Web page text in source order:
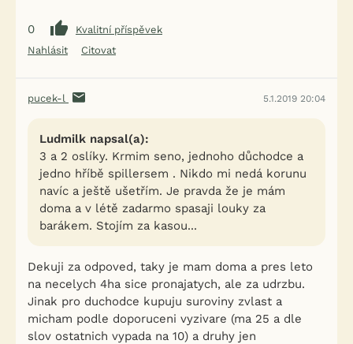
0
Kvalitní příspěvek
Nahlásit
Citovat
pucek-l 5.1.2019 20:04
Ludmilk napsal(a):
3 a 2 oslíky. Krmim seno, jednoho důchodce a
jedno hříbě spillersem . Nikdo mi nedá korunu
navíc a ještě ušetřím. Je pravda že je mám
doma a v létě zadarmo spasaji louky za
barákem. Stojím za kasou...
Dekuji za odpoved, taky je mam doma a pres leto
na necelych 4ha sice pronajatych, ale za udrzbu.
Jinak pro duchodce kupuju suroviny zvlast a
micham podle doporuceni vyzivare (ma 25 a dle
slov ostatnich vypada na 10) a druhy jen